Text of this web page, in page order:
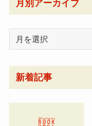
月別アーカイブ
ー
カ
新着記事